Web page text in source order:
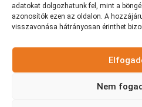
adatokat dolgozhatunk fel, mint a
azonosítók ezen az oldalon. A
visszavonása hátrányosan érinthet
Nem